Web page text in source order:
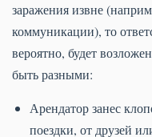
заражения извне
коммуникации), то
вероятно, будет
быть разными:
Арендатор занес
поездки, от друзей